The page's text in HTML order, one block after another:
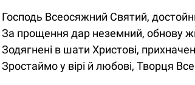
Господь Всеосяжний Святий,
За прощення дар неземний, обнову
Зодягнені в шати Христові,
Зростаймо у вірі й любові, Творця